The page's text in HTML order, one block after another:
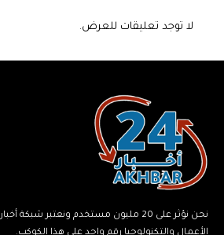
لا توجد تعليقات للعرض.
نحن نؤثر على 20 مليون مستخدم ونعتبر شبكة أخبار